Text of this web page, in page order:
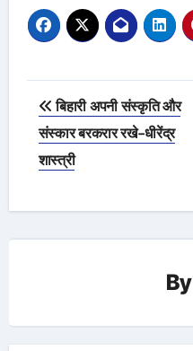
Post
navigation
बिहारी अपनी संस्कृति और
संस्कार बरकरार रखे-धीरेंद्र
शास्त्री
By